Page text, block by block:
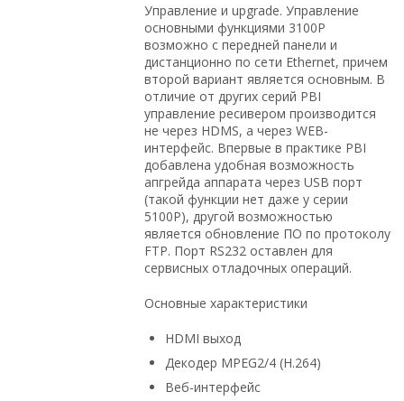
Управление и upgrade. Управление
основными функциями 3100P
возможно с передней панели и
дистанционно по сети Ethernet, причем
второй вариант является основным. В
отличие от других серий PBI
управление ресивером производится
не через HDMS, а через WEB-
интерфейс. Впервые в практике PBI
добавлена удобная возможность
апгрейда аппарата через USB порт
(такой функции нет даже у серии
5100P), другой возможностью
является обновление ПО по протоколу
FTP. Порт RS232 оставлен для
сервисных отладочных операций.
Основные характеристики
HDMI выход
Декодер MPEG2/4 (H.264)
Веб-интерфейс